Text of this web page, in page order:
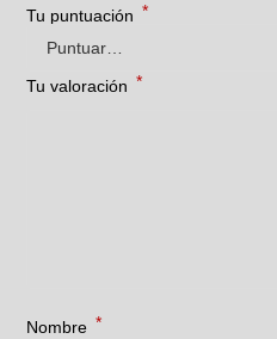
Tu puntuación *
Tu valoración *
Nombre *